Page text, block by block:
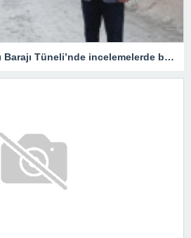
Bakan Varank, Doğancı Barajı Tüneli’nde incelemelerde bulundu